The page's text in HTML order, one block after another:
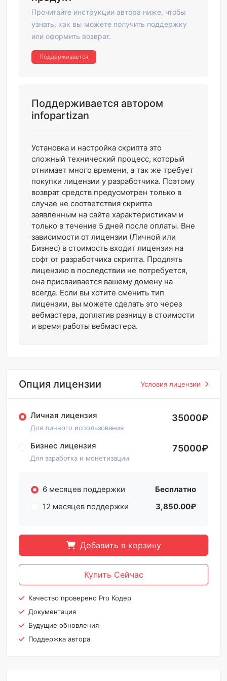
Прочитайте инструкции автора ниже, чтобы
узнать, как вы можете получить поддержку
или оформить возврат.
Поддерживается
Поддерживается автором
infopartizan
Установка и настройка скрипта это
сложный технический процесс, который
отнимает много времени, а так же требует
покупки лицензии у разработчика. Поэтому
возврат средств предусмотрен только в
случае не соответствия скрипта
заявленным на сайте характеристикам и
только в течение 5 дней после оплаты. Вне
зависимости от лицензии (Личной или
Бизнес) в стоимость входит лицензия на
софт от разработчика скрипта. Продлять
лицензию в последствии не потребуется,
она присваивается вашему домену на
всегда. Если вы хотите сменить тип
лицензии, вы можете сделать это через
вебмастера, доплатив разницу в стоимости
и время работы вебмастера.
Опция лицензии Условия лицензии
Личная лицензия
Для личного использования
35000₽
Бизнес лицензия
Для заработка и монетизации
75000₽
6 месяцев поддержки
Бесплатно
12 месяцев поддержки
3,850.00₽
Добавить в корзину
Купить Сейчас
Качество проверено Pro Кодер
Документация
Будущие обновления
Поддержка автора